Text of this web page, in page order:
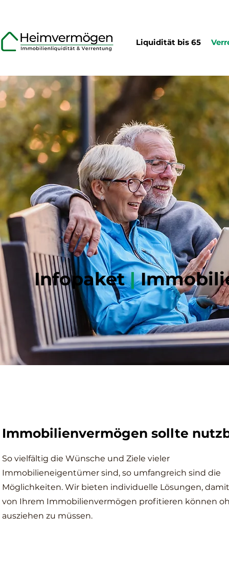
Liquidität bis 65
Infopaket|
So vielfältig die Wünsche und Ziele vieler
Immobilieneigentümer sind, so umfangreich sind die
Möglichkeiten. Wir bieten individuelle Lösungen,
von Ihrem Immobilienvermögen profitieren können
ausziehen zu müssen.
Immobilienvermögen sollte